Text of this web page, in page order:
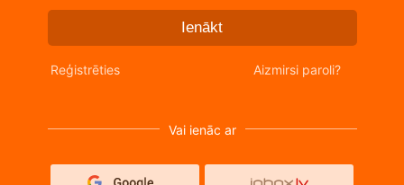
Ienākt
Reģistrēties Aizmirsi paroli?
Vai ienāc ar